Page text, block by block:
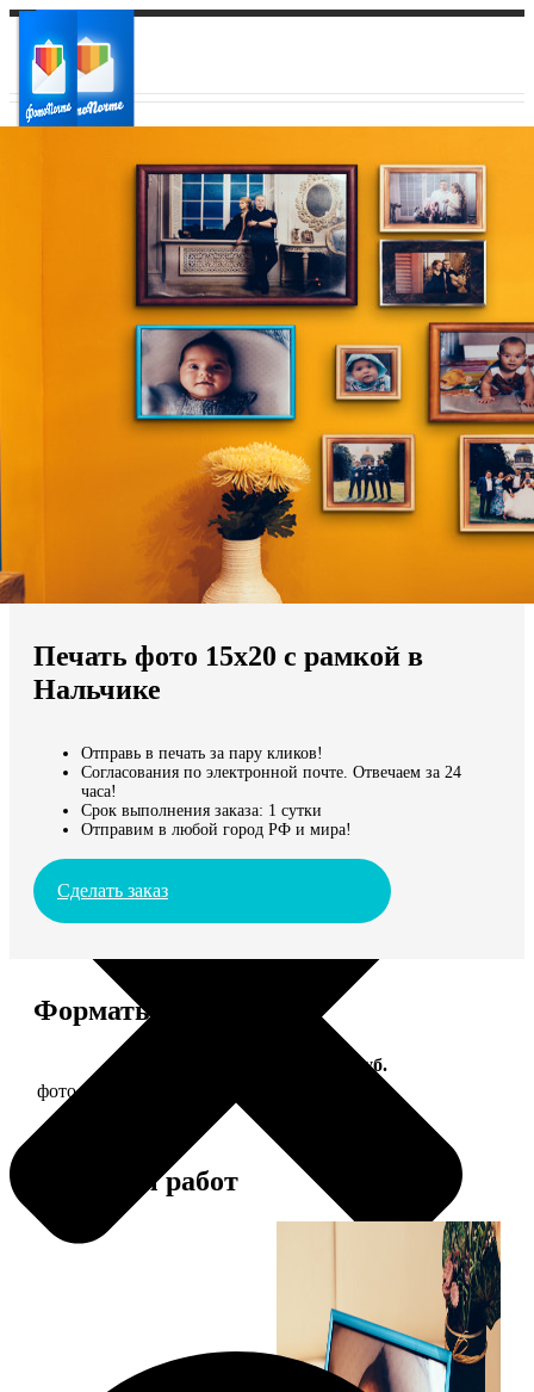
Ваш регион доставки
Выберите из списка:
Мы доставляем по всему миру
Продолжить без города
Печать фото 15х20 с рамкой в
Нальчике
Отправь в печать за пару кликов!
Согласования по электронной почте. Отвечаем за 24
часа!
Срок выполнения заказа: 1 сутки
Отправим в любой город РФ и мира!
Сделать заказ
Форматы и цены
Цена, руб.
фото 15х20 в деревянной рамке
Примеры работ